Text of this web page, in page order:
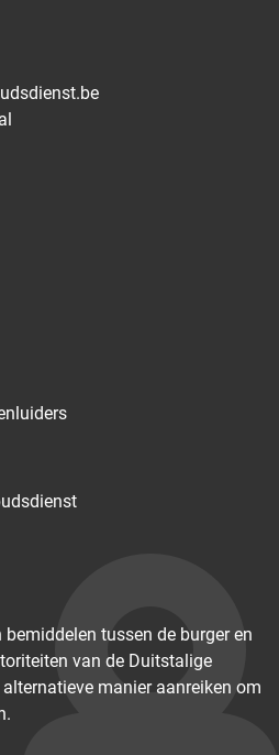
tussen de burger en
van de Duitstalige
manier aanreiken om